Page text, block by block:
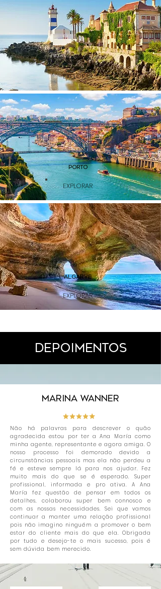
CASCAIS
EXPLORAR
PORTO
EXPLORAR
ALGARVE
EXPLORAR
DEPOIMENTOS
Marina Wanner
Não há palavras para descrever o quão
agradecida estou por ter a Ana María como
minha agente, representante e agora amiga. O
nosso processo foi demorado devido a
circunstâncias pessoais mas ela não perdeu a
fé e esteve sempre lá para nos ajudar. Fez
muito mais do que se é esperado. Super
profissional, informada e pro ativa. A Ana
María fez questão de pensar em todos os
detalhes, colaborou super bem connosco e
com as nossas necessidades. Sei que vamos
continuar a manter uma relação profissional
pois não imagino ninguém a promover o bem
estar do cliente mais do que ela. Obrigada
por tudo e desejo-te o mais sucesso, pois é
sem dúvida bem merecido.